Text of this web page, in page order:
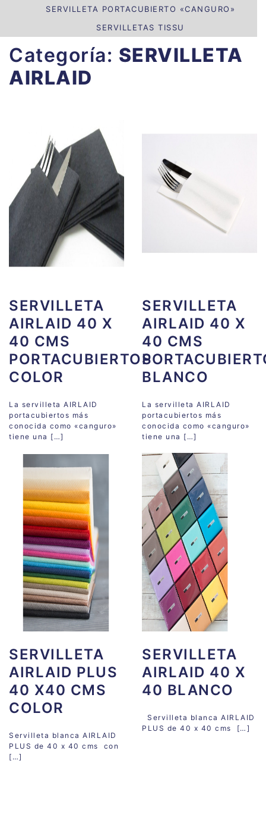
SERVILLETA PORTACUBIERTO «CANGURO»
SERVILLETAS TISSU
Categoría: SERVILLETA
AIRLAID
SERVILLETA
AIRLAID 40 X
40 CMS
PORTACUBIERTOS
COLOR
La servilleta AIRLAID
portacubiertos más
conocida como «canguro»
tiene una […]
SERVILLETA
AIRLAID 40 X
40 CMS
BLANCO
La servilleta AIRLAID
portacubiertos más
conocida como «canguro»
tiene una […]
SERVILLETA
AIRLAID PLUS
40 X40 CMS
COLOR
Servilleta blanca AIRLAID
PLUS de 40 x 40 cms con
[…]
SERVILLETA
AIRLAID 40 X
40 BLANCO
Servilleta blanca AIRLAID
PLUS de 40 x 40 cms […]